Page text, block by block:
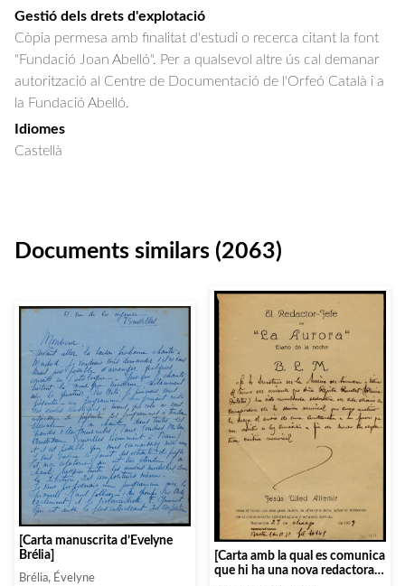
Gestió dels drets d'explotació
Còpia permesa amb finalitat d'estudi o recerca citant la font
"Fundació Joan Abelló". Per a qualsevol altre ús cal demanar
autorització al Centre de Documentació de l'Orfeó Català i a
la Fundació Abelló.
Idiomes
Castellà
Documents similars (2063)
[Carta manuscrita d’Évelyne
Brélia]
Brélia, Évelyne
[Carta amb la qual es comunica
que hi ha una nova redactora